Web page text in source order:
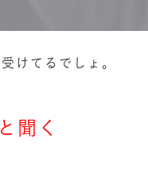
けてるでしょ。
聞く